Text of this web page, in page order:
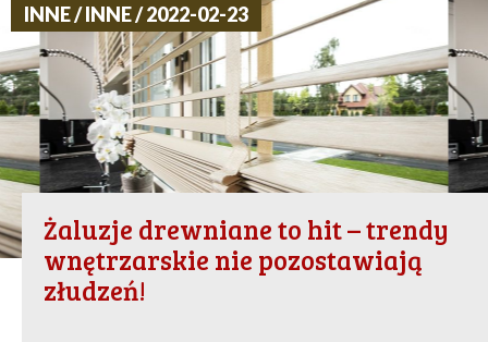
INNE / INNE / 2022-02-23
Żaluzje drewniane to hit – trendy
wnętrzarskie nie pozostawiają
złudzeń!